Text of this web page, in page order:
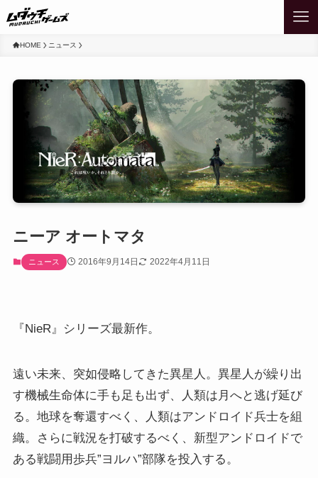
HOME ニュース
ニーア オートマタ
ニュース 2016年9月14日 2022年4月11日
『NieR』シリーズ最新作。
遠い未来、突如侵略してきた異星人。異星人が繰り出
す機械生命体に手も足も出ず、人類は月へと逃げ延び
る。地球を奪還すべく、人類はアンドロイド兵士を組
織。さらに戦況を打破するべく、新型アンドロイドで
ある戦闘用歩兵”ヨルハ”部隊を投入する。